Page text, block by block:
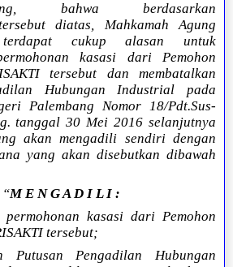
bahwa berdasarkan
diatas, Mahkamah Agung
terdapat cukup alasan untuk
kasasi dari Pemohon
tersebut dan membatalkan
Hubungan Industrial pada
Palembang Nomor 18/Pdt.Sus-
tanggal 30 Mei 2016 selanjutnya
akan mengadili sendiri dengan
yang akan disebutkan dibawah
“M E N G A D I L I :
kasasi dari Pemohon
tersebut;
Putusan Pengadilan Hubungan